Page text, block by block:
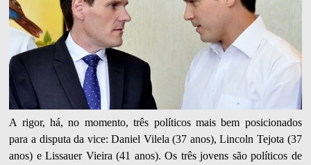
A rigor, há, no momento, três políticos mais bem posicionados
para a disputa da vice: Daniel Vilela (37 anos), Lincoln Tejota (37
anos) e Lissauer Vieira (41 anos). Os três jovens são políticos de